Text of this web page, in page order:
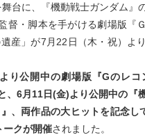
台に、『機動戦士ガンダム』
督・脚本を手がける劇場版『
産」が7月22日（木・祝）よ
り公開中の劇場版『Gのレコ
、6月11日(金)より公開中の『
、両作品の大ヒットを記念し
ークが開催されました。